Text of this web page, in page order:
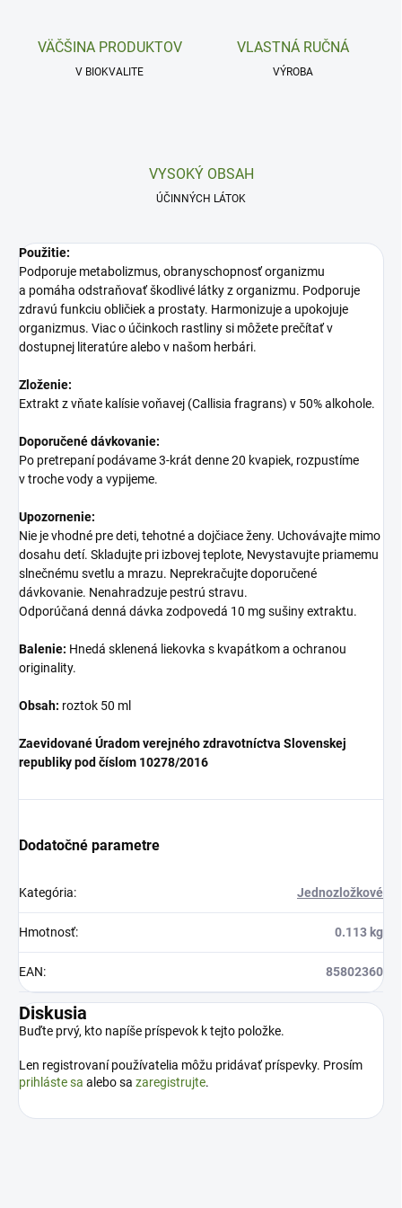
VÄČŠINA PRODUKTOV
V BIOKVALITE
VLASTNÁ RUČNÁ
VÝROBA
VYSOKÝ OBSAH
ÚČINNÝCH LÁTOK
Použitie:
Podporuje metabolizmus, obranyschopnosť organizmu
a pomáha odstraňovať škodlivé látky z organizmu. Podporuje
zdravú funkciu obličiek a prostaty. Harmonizuje a upokojuje
organizmus. Viac o účinkoch rastliny si môžete prečítať v
dostupnej literatúre alebo v našom herbári.
Zloženie:
Extrakt z vňate kalísie voňavej (Callisia fragrans) v 50% alkohole.
Doporučené dávkovanie:
Po pretrepaní podávame 3-krát denne 20 kvapiek, rozpustíme
v troche vody a vypijeme.
Upozornenie:
Nie je vhodné pre deti, tehotné a dojčiace ženy. Uchovávajte mimo
dosahu detí. Skladujte pri izbovej teplote, Nevystavujte priamemu
slnečnému svetlu a mrazu. Neprekračujte doporučené
dávkovanie. Nenahradzuje pestrú stravu.
Odporúčaná denná dávka zodpovedá 10 mg sušiny extraktu.
Balenie: Hnedá sklenená liekovka s kvapátkom a ochranou
originality.
Obsah: roztok 50 ml
Zaevidované Úradom verejného zdravotníctva Slovenskej
republiky pod číslom 10278/2016
Dodatočné parametre
Kategória: Jednozložkové
Hmotnosť: 0.113 kg
EAN: 85802360
Diskusia
Buďte prvý, kto napíše príspevok k tejto položke.
Len registrovaní používatelia môžu pridávať príspevky. Prosím
prihláste sa alebo sa zaregistrujte.